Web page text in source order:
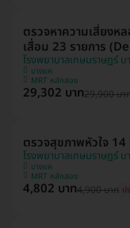
ตรวจหาความเสี่ยงห
เสื่อม 23 รายการ
โรงพยาบาลเกษมราษฎร์ บ
บางแค
MRT หลักสอง
29,302 บาท29,900 บา
ตรวจสุขภาพหัวใจ
โรงพยาบาลเกษมราษฎร์ บ
บางแค
MRT หลักสอง
4,802 บาท4,900 บาท ป